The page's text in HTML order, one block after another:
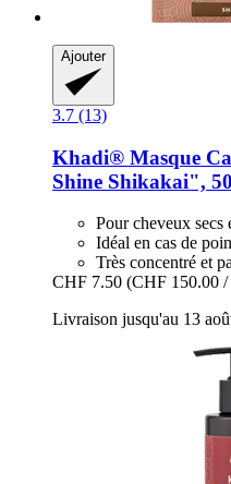
Ajouter
3.7 (13)
Khadi® Masque
Shine Shikakai",
Pour cheveux secs
Idéal en cas de
Très concentré et
CHF 7.50 (CHF 150.00
Livraison jusqu'au 13